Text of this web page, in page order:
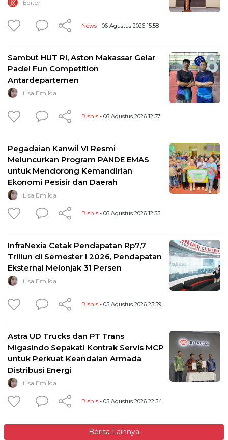
Editor
News - 06 Agustus 2026 15:58
Sambut HUT RI, Aston Makassar Gelar
Padel Fun Competition
Antardepartemen
Lisa Emilda
Bisnis - 06 Agustus 2026 12:37
Pegadaian Kanwil VI Resmi
Meluncurkan Program PANDE EMAS
untuk Mendorong Kemandirian
Ekonomi Pesisir dan Daerah
Lisa Emilda
Bisnis - 06 Agustus 2026 12:33
InfraNexia Cetak Pendapatan Rp7,7
Triliun di Semester I 2026, Pendapatan
Eksternal Melonjak 31 Persen
Lisa Emilda
Bisnis - 05 Agustus 2026 23:39
Astra UD Trucks dan PT Trans
Migasindo Sepakati Kontrak Servis MCP
untuk Perkuat Keandalan Armada
Distribusi Energi
Lisa Emilda
Bisnis - 05 Agustus 2026 22:34
Berita Lainnya